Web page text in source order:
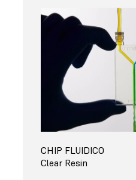
CHIP FLUIDICO
Clear Resin